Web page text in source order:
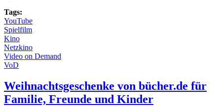
Tags:
YouTube
Spielfilm
Kino
Netzkino
Video on Demand
VoD
Weihnachtsgeschenke von bücher.de für
Familie, Freunde und Kinder